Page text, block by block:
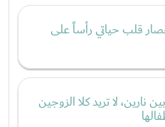
قلب حياتي رأساً على
نارين، لا تريد كلا الزوجين